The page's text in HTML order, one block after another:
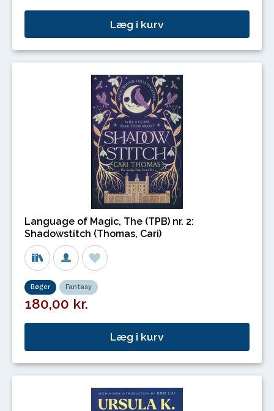
Læg i kurv
Language of Magic, The (TPB) nr. 2:
Shadowstitch (Thomas, Cari)
Bøger Fantasy
180,00 kr.
Læg i kurv